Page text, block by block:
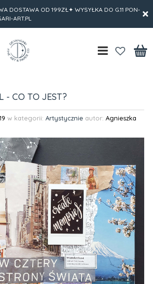
DOSTAWA OD 199ZŁ✦ WYSYŁKA DO G.11 PON-
ART.PL
- CO TO JEST?
w kategorii: Artystycznieautor: Agnieszka